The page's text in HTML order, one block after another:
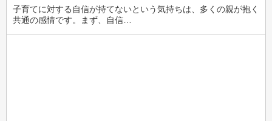
子育てに対する自信が持てないという気持ちは、多くの親が抱く
共通の感情です。まず、自信…